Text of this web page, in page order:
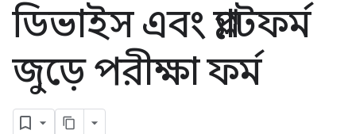
ডিভাইস এবং প্ল্যাটফর্ম
জুড়ে পরীক্ষা ফর্ম